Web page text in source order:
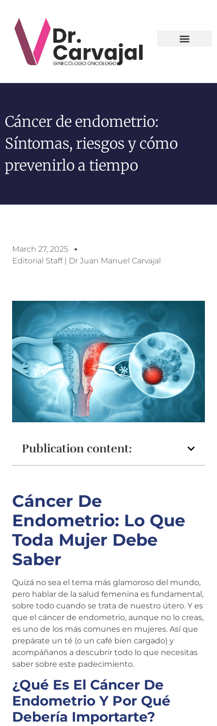
Cáncer de endometrio:
Síntomas, riesgos y cómo
prevenirlo a tiempo
March 27, 2025
Editorial Staff | Dr Juan Manuel Carvajal
Publication content:
Cáncer De
Endometrio: Lo Que
Toda Mujer Debe
Saber
Quizá no sea el tema más glamoroso del mundo,
pero hablar de la salud femenina es fundamental,
sobre todo cuando se trata de nuestro útero. Y es
que el cáncer de endometrio, aunque no lo creas,
es uno de los más comunes en mujeres. Así que
prepárate un té (o un café bien cargado) y
acompáñanos a descubrir todo lo que necesitas
saber sobre este padecimiento.
¿Qué Es El Cáncer De
Endometrio Y Por Qué
Debería Importarte?